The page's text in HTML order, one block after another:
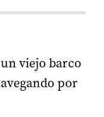
viejo barco
por